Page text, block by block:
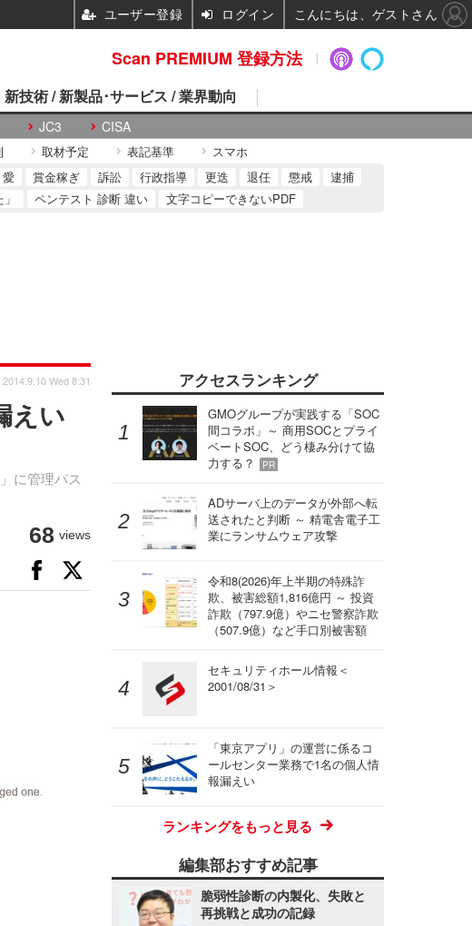
JC3 CISA
新技術 / 新製品･サービス / 業界動向
取材予定 表記基準 スマホ
愛 賞金稼ぎ 訴訟 行政指導 更迭 退任 懲戒
逮捕
ペンテスト 診断 違い 文字コピーできないPDF
えい
に管理パス
2014.9.10 Wed 8:31
68 views
アクセスランキング
GMOグループが実践する「SOC
間コラボ」～ 商用SOCとプライ
ベートSOC、どう棲み分けて協
力する？
PR
ADサーバ上のデータが外部へ転
送されたと判断 ～ 精電舎電子工
業にランサムウェア攻撃
令和8(2026)年上半期の特殊詐
欺、被害総額1,816億円 ～ 投資
詐欺（797.9億）やニセ警察詐欺
（507.9億）など手口別被害額
セキュリティホール情報＜
2001/08/31＞
「東京アプリ」の運営に係るコ
ールセンター業務で1名の個人情
報漏えい
ランキングをもっと見る
編集部おすすめ記事
脆弱性診断の内製化、失敗と
再挑戦と成功の記録
Scan PREMIUM 登録方法
ユーザー登録 ログイン こんにちは、ゲストさん